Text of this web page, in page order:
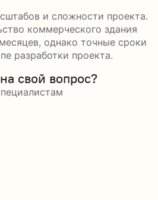
и сложности проекта.
коммерческого здания
однако точные сроки
разработки проекта.
свой вопрос?